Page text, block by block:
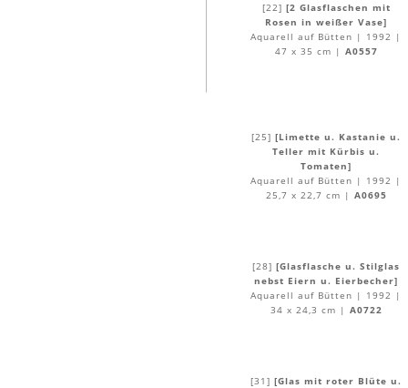
[22] [2 Glasflaschen mit
Rosen in weißer Vase]
Aquarell auf Bütten | 1992 |
47 x 35 cm | A0557
[25] [Limette u. Kastanie u.
Teller mit Kürbis u.
Tomaten]
Aquarell auf Bütten | 1992 |
25,7 x 22,7 cm | A0695
[28] [Glasflasche u. Stilglas
nebst Eiern u. Eierbecher]
Aquarell auf Bütten | 1992 |
34 x 24,3 cm | A0722
[31] [Glas mit roter Blüte u.